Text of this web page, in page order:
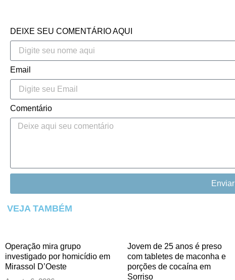
DEIXE SEU COMENTÁRIO AQUI
Email
Comentário
Enviar
VEJA TAMBÉM
Operação mira grupo
investigado por homicídio em
Mirassol D’Oeste
Jovem de 25 anos é preso
com tabletes de maconha e
porções de cocaína em
Sorriso